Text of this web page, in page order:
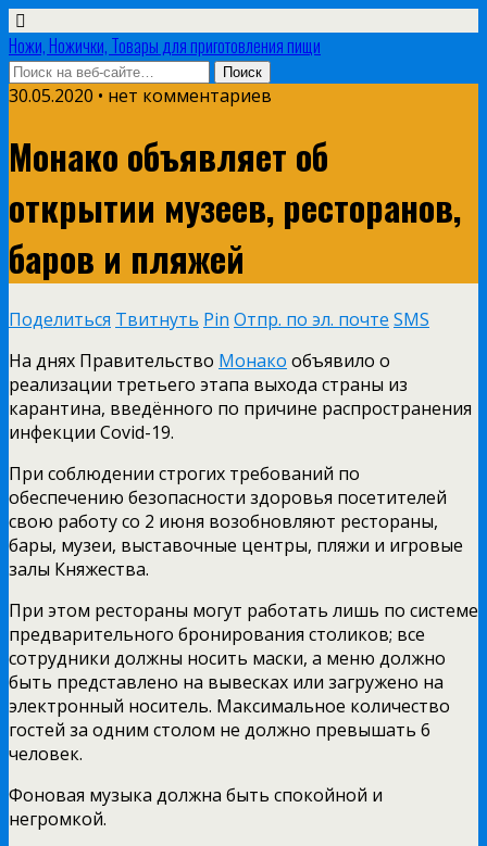
Ножи, Ножички, Товары для приготовления пищи
30.05.2020 • нет комментариев
Монако объявляет об
открытии музеев, ресторанов,
баров и пляжей
Поделиться Твитнуть Pin Отпр. по эл. почте SMS
На днях Правительство Монако объявило о
реализации третьего этапа выхода страны из
карантина, введённого по причине распространения
инфекции Covid-19.
При соблюдении строгих требований по
обеспечению безопасности здоровья посетителей
свою работу со 2 июня возобновляют рестораны,
бары, музеи, выставочные центры, пляжи и игровые
залы Княжества.
При этом рестораны могут работать лишь по системе
предварительного бронирования столиков; все
сотрудники должны носить маски, а меню должно
быть представлено на вывесках или загружено на
электронный носитель. Максимальное количество
гостей за одним столом не должно превышать 6
человек.
Фоновая музыка должна быть спокойной и
негромкой.